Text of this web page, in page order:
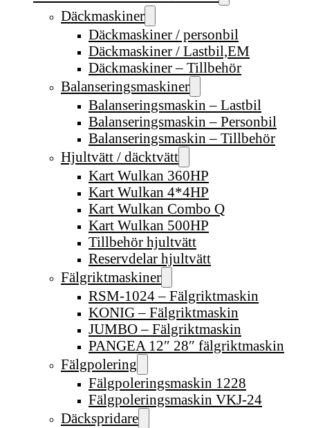
Däckmaskiner
Däckmaskiner / personbil
Däckmaskiner / Lastbil,EM
Däckmaskiner – Tillbehör
Balanseringsmaskiner
Balanseringsmaskin – Lastbil
Balanseringsmaskin – Personbil
Balanseringsmaskin – Tillbehör
Hjultvätt / däcktvätt
Kart Wulkan 360HP
Kart Wulkan 4*4HP
Kart Wulkan Combo Q
Kart Wulkan 500HP
Tillbehör hjultvätt
Reservdelar hjultvätt
Fälgriktmaskiner
RSM-1024 – Fälgriktmaskin
KONIG – Fälgriktmaskin
JUMBO – Fälgriktmaskin
PANGEA 12″ 28″ fälgriktmaskin
Fälgpolering
Fälgpoleringsmaskin 1228
Fälgpoleringsmaskin VKJ-24
Däckspridare